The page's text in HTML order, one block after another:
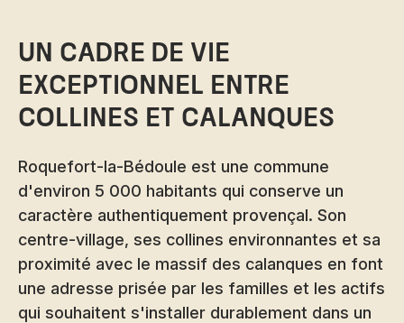
Un cadre de vie
exceptionnel entre
collines et calanques
Roquefort-la-Bédoule est une commune
d'environ 5 000 habitants qui conserve un
caractère authentiquement provençal. Son
centre-village, ses collines environnantes et sa
proximité avec le massif des calanques en font
une adresse prisée par les familles et les actifs
qui souhaitent s'installer durablement dans un